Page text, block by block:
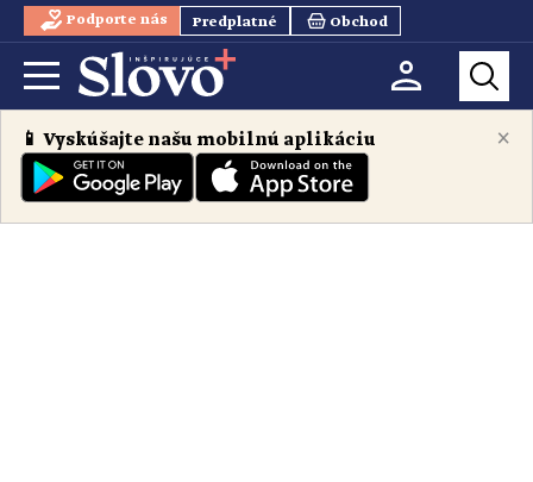
Podporte nás Predplatné Obchod
×
📱 Vyskúšajte našu mobilnú aplikáciu